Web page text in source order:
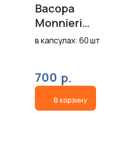
Bacopa
Monnieri
Memory &
в капсулах: 60 шт
700 р.
В корзину